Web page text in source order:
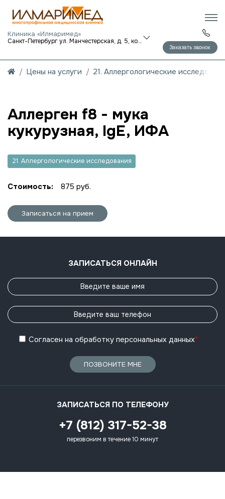
Клиника «Илмаримед»
Санкт-Петербург ул. Манчестерская, д. 5, корп. 1
Заказать звонок
Цены на услуги 21. Аллергологические
Аллерген f8 - мука
кукурузная, IgE, ИФА
21. Аллергологические исследования
Стоимость: 875 руб.
Записаться на прием
ЗАПИСАТЬСЯ ОНЛАЙН
Согласен на обработку персональных данных*
ПОЗВОНИТЕ МНЕ
ЗАПИСАТЬСЯ ПО ТЕЛЕФОНУ
+7 (812) 317-52-38
перезвоним в течение 10 минут